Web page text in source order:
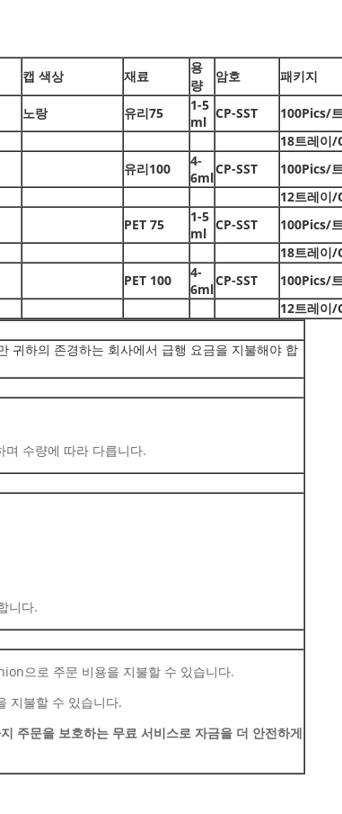
캡 색상 재료
용
량
암호 패키지
노랑 유리75
1-5
ml
CP-SST
100Pics/
18트레이/
유리100
4-
6ml
CP-SST
100Pics/
12트레이/
PET 75
1-5
ml
CP-SST
100Pics/
18트레이/
PET 100
4-
6ml
CP-SST
100Pics/
12트레이/
귀하의 존경하는 회사에서 급행 요금을 지불해야 합
수량에 따라 다릅니다.
니다.
으로 주문 비용을 지불할 수 있습니다.
지불할 수 있습니다.
주문을 보호하는 무료 서비스로 자금을 더 안전하게